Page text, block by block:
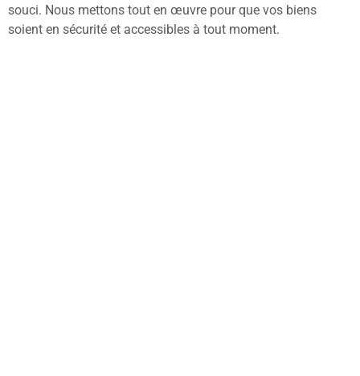
souci. Nous mettons tout en œuvre pour que vos biens
soient en sécurité et accessibles à tout moment.